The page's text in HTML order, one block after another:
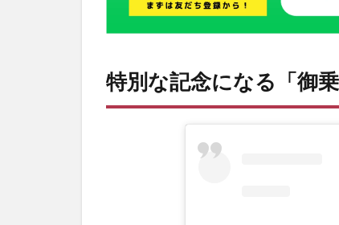
と
は？
キャ
特別な記念になる「御